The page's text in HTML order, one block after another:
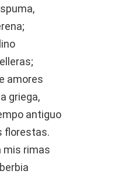
amores
griega,
antiguo
florestas.
mis rimas